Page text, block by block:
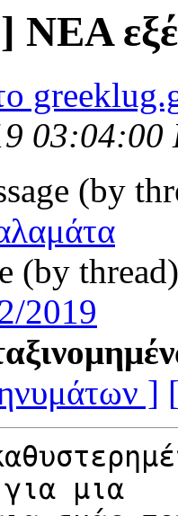
03:04:00
(by
(by
2019
]
μια